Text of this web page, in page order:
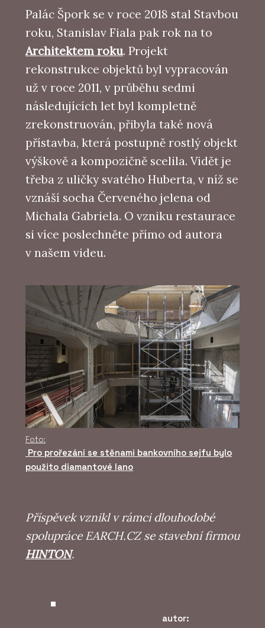
Palác Špork se v roce 2018 stal Stavbou
roku, Stanislav Fiala pak rok na to
Architektem roku. Projekt
rekonstrukce objektů byl vypracován
už v roce 2011, v průběhu sedmi
následujících let byl kompletně
zrekonstruován, přibyla také nová
přístavba, která postupně rostlý objekt
výškově a kompozičně scelila. Vidět je
třeba z uličky svatého Huberta, v níž se
vznáší socha Červeného jelena od
Michala Gabriela. O vzniku restaurace
si více poslechněte přímo od autora
v našem videu.
Foto:
Pro prořezání se stěnami bankovního sejfu bylo
použito diamantové lano
Příspěvek vznikl v rámci dlouhodobé
spolupráce EARCH.CZ se stavební firmou
HINTON.
autor: